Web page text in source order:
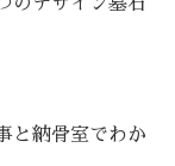
と納骨室でわか